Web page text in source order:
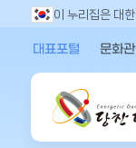
이 누리집은 대
대표포털 문화